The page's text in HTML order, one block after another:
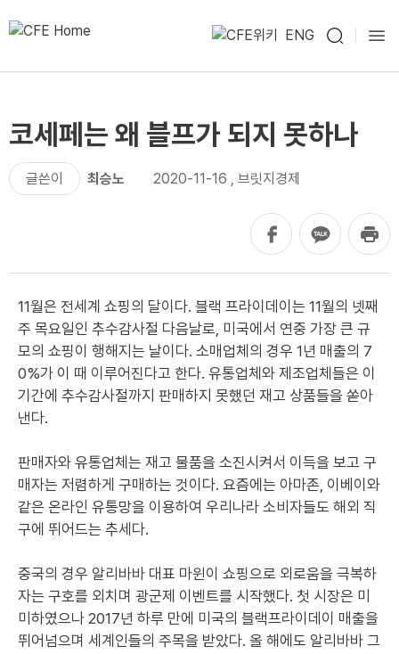
ENG
코세페는 왜 블프가 되지 못하나
글쓴이 최승노 2020-11-16 , 브릿지경제
11월은 전세계 쇼핑의 달이다. 블랙 프라이데이는 11월의 넷째
주 목요일인 추수감사절 다음날로, 미국에서 연중 가장 큰 규
모의 쇼핑이 행해지는 날이다. 소매업체의 경우 1년 매출의 7
0%가 이 때 이루어진다고 한다. 유통업체와 제조업체들은 이
기간에 추수감사절까지 판매하지 못했던 재고 상품들을 쏟아
낸다.
판매자와 유통업체는 재고 물품을 소진시켜서 이득을 보고 구
매자는 저렴하게 구매하는 것이다. 요즘에는 아마존, 이베이와
같은 온라인 유통망을 이용하여 우리나라 소비자들도 해외 직
구에 뛰어드는 추세다.
중국의 경우 알리바바 대표 마윈이 쇼핑으로 외로움을 극복하
자는 구호를 외치며 광군제 이벤트를 시작했다. 첫 시장은 미
미하였으나 2017년 하루 만에 미국의 블랙프라이데이 매출을
뛰어넘으며 세계인들의 주목을 받았다. 올 해에도 알리바바 그